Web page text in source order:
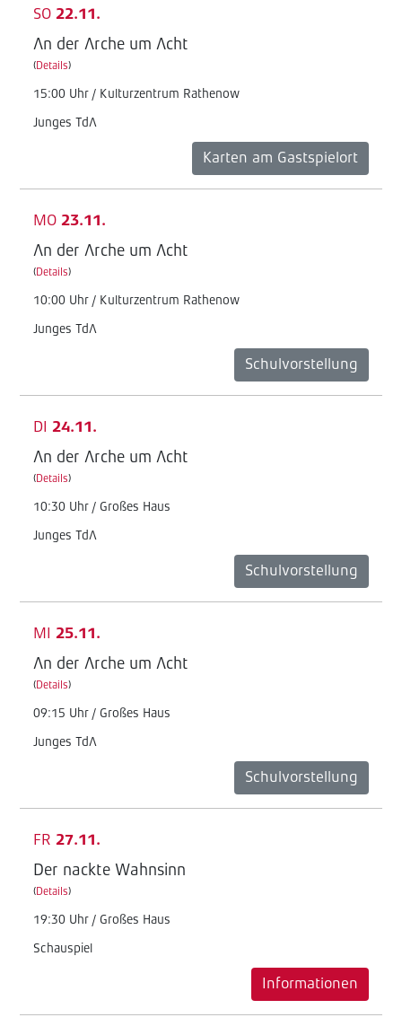
SO 22.11.
An der Arche um Acht
(Details)
15:00 Uhr / Kulturzentrum Rathenow
Junges TdA
Karten am Gastspielort
MO 23.11.
An der Arche um Acht
(Details)
10:00 Uhr / Kulturzentrum Rathenow
Junges TdA
Schulvorstellung
DI 24.11.
An der Arche um Acht
(Details)
10:30 Uhr / Großes Haus
Junges TdA
Schulvorstellung
MI 25.11.
An der Arche um Acht
(Details)
09:15 Uhr / Großes Haus
Junges TdA
Schulvorstellung
FR 27.11.
Der nackte Wahnsinn
(Details)
19:30 Uhr / Großes Haus
Schauspiel
Informationen